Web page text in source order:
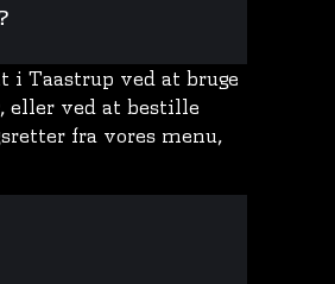
i Taastrup ved at bruge
eller ved at bestille
fra vores menu,